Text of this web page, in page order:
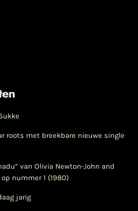
roots met breekbare nieuwe single
van Olivia Newton-John and
nummer 1 (1980)
jarig